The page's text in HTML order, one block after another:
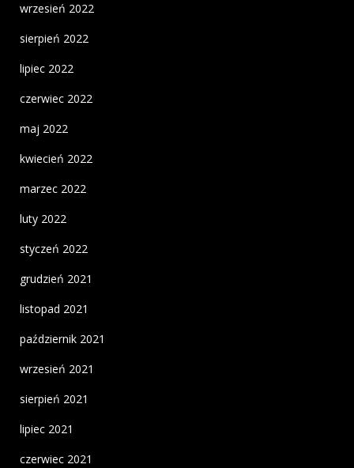
wrzesień 2022
sierpień 2022
lipiec 2022
czerwiec 2022
maj 2022
kwiecień 2022
marzec 2022
luty 2022
styczeń 2022
grudzień 2021
listopad 2021
październik 2021
wrzesień 2021
sierpień 2021
lipiec 2021
czerwiec 2021